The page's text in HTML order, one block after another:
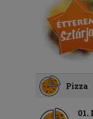
Pizza
01.